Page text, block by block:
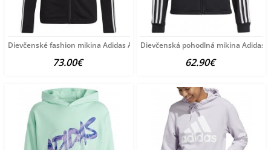
Dievčenské fashion mikina Adidas A6529
73.00€
Dievčenská pohodlná mikina Adidas
62.90€